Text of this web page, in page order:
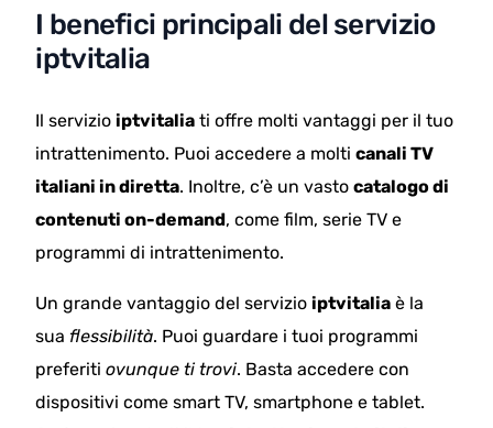
I benefici principali del servizio
iptvitalia
Il servizio iptvitalia ti offre molti vantaggi per il tuo
intrattenimento. Puoi accedere a molticanali TV
italiani in diretta. Inoltre, c’è un vastocatalogo di
contenuti on-demand, come film, serie TV e
programmi di intrattenimento.
Un grande vantaggio del servizio iptvitalia è la
suaflessibilità. Puoi guardare i tuoi programmi
preferitiovunque ti trovi. Basta accedere con
dispositivi come smart TV, smartphone e tablet.